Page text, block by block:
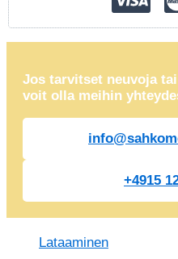
Jos tarvitset neuvoja
voit olla meihin
+4915
Lataaminen